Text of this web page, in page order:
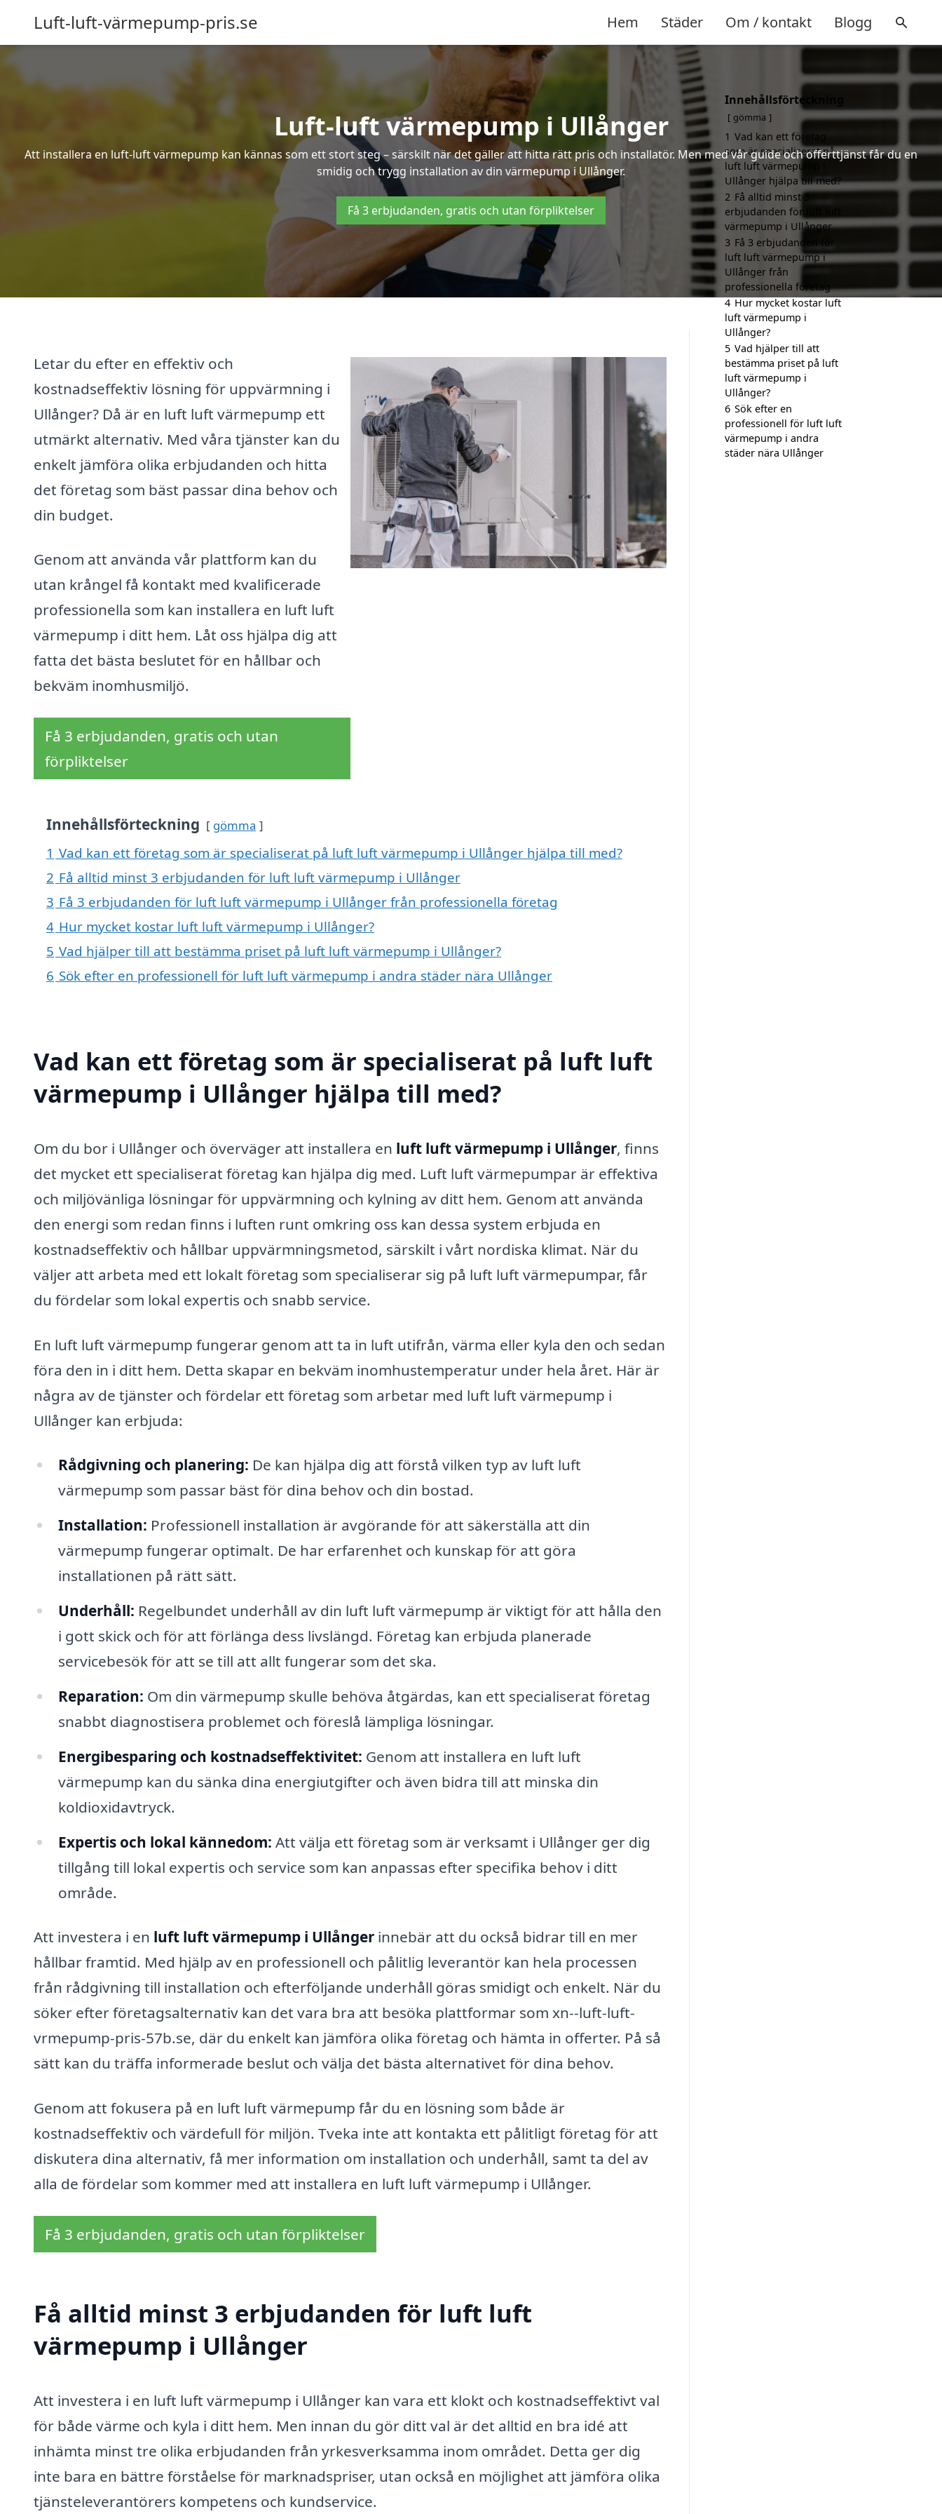
Luft-luft-värmepump-pris.se Hem Städer Om / kontakt Blogg
Luft-luft värmepump i Ullånger
Att installera en luft-luft värmepump kan kännas som ett stort steg – särskilt när det gäller att hitta rätt pris och installatör. Men med vår guide och offerttjänst får du en
smidig och trygg installation av din värmepump i Ullånger.
Få 3 erbjudanden, gratis och utan förpliktelser
Letar du efter en effektiv och
kostnadseffektiv lösning för uppvärmning i
Ullånger? Då är en luft luft värmepump ett
utmärkt alternativ. Med våra tjänster kan du
enkelt jämföra olika erbjudanden och hitta
det företag som bäst passar dina behov och
din budget.
Genom att använda vår plattform kan du
utan krångel få kontakt med kvalificerade
professionella som kan installera en luft luft
värmepump i ditt hem. Låt oss hjälpa dig att
fatta det bästa beslutet för en hållbar och
bekväm inomhusmiljö.
Få 3 erbjudanden, gratis och utan
förpliktelser
Innehållsförteckning gömma
1 Vad kan ett företag som är specialiserat på luft luft värmepump i Ullånger hjälpa till med?
2 Få alltid minst 3 erbjudanden för luft luft värmepump i Ullånger
3 Få 3 erbjudanden för luft luft värmepump i Ullånger från professionella företag
4 Hur mycket kostar luft luft värmepump i Ullånger?
5 Vad hjälper till att bestämma priset på luft luft värmepump i Ullånger?
6 Sök efter en professionell för luft luft värmepump i andra städer nära Ullånger
Vad kan ett företag som är specialiserat på luft luft
värmepump i Ullånger hjälpa till med?
Om du bor i Ullånger och överväger att installera en luft luft värmepump i Ullånger, finns
det mycket ett specialiserat företag kan hjälpa dig med. Luft luft värmepumpar är effektiva
och miljövänliga lösningar för uppvärmning och kylning av ditt hem. Genom att använda
den energi som redan finns i luften runt omkring oss kan dessa system erbjuda en
kostnadseffektiv och hållbar uppvärmningsmetod, särskilt i vårt nordiska klimat. När du
väljer att arbeta med ett lokalt företag som specialiserar sig på luft luft värmepumpar, får
du fördelar som lokal expertis och snabb service.
En luft luft värmepump fungerar genom att ta in luft utifrån, värma eller kyla den och sedan
föra den in i ditt hem. Detta skapar en bekväm inomhustemperatur under hela året. Här är
några av de tjänster och fördelar ett företag som arbetar med luft luft värmepump i
Ullånger kan erbjuda:
Rådgivning och planering: De kan hjälpa dig att förstå vilken typ av luft luft
värmepump som passar bäst för dina behov och din bostad.
Installation: Professionell installation är avgörande för att säkerställa att din
värmepump fungerar optimalt. De har erfarenhet och kunskap för att göra
installationen på rätt sätt.
Underhåll: Regelbundet underhåll av din luft luft värmepump är viktigt för att hålla den
i gott skick och för att förlänga dess livslängd. Företag kan erbjuda planerade
servicebesök för att se till att allt fungerar som det ska.
Reparation: Om din värmepump skulle behöva åtgärdas, kan ett specialiserat företag
snabbt diagnostisera problemet och föreslå lämpliga lösningar.
Energibesparing och kostnadseffektivitet: Genom att installera en luft luft
värmepump kan du sänka dina energiutgifter och även bidra till att minska din
koldioxidavtryck.
Expertis och lokal kännedom: Att välja ett företag som är verksamt i Ullånger ger dig
tillgång till lokal expertis och service som kan anpassas efter specifika behov i ditt
område.
Att investera i en luft luft värmepump i Ullånger innebär att du också bidrar till en mer
hållbar framtid. Med hjälp av en professionell och pålitlig leverantör kan hela processen
från rådgivning till installation och efterföljande underhåll göras smidigt och enkelt. När du
söker efter företagsalternativ kan det vara bra att besöka plattformar som xn--luft-luft-
vrmepump-pris-57b.se, där du enkelt kan jämföra olika företag och hämta in offerter. På så
sätt kan du träffa informerade beslut och välja det bästa alternativet för dina behov.
Genom att fokusera på en luft luft värmepump får du en lösning som både är
kostnadseffektiv och värdefull för miljön. Tveka inte att kontakta ett pålitligt företag för att
diskutera dina alternativ, få mer information om installation och underhåll, samt ta del av
alla de fördelar som kommer med att installera en luft luft värmepump i Ullånger.
Få 3 erbjudanden, gratis och utan förpliktelser
Få alltid minst 3 erbjudanden för luft luft
värmepump i Ullånger
Att investera i en luft luft värmepump i Ullånger kan vara ett klokt och kostnadseffektivt val
för både värme och kyla i ditt hem. Men innan du gör ditt val är det alltid en bra idé att
inhämta minst tre olika erbjudanden från yrkesverksamma inom området. Detta ger dig
inte bara en bättre förståelse för marknadspriser, utan också en möjlighet att jämföra olika
tjänsteleverantörers kompetens och kundservice.
Innehållsförteckning
gömma
1 Vad kan ett företag
som är specialiserat på
luft luft värmepump i
Ullånger hjälpa till med?
2 Få alltid minst 3
erbjudanden för luft luft
värmepump i Ullånger
3 Få 3 erbjudanden för
luft luft värmepump i
Ullånger från
professionella företag
4 Hur mycket kostar luft
luft värmepump i
Ullånger?
5 Vad hjälper till att
bestämma priset på luft
luft värmepump i
Ullånger?
6 Sök efter en
professionell för luft luft
värmepump i andra
städer nära Ullånger